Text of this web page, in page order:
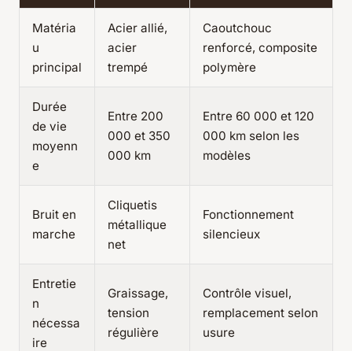
Matéria
u
principal
Acier allié,
acier
trempé
Caoutchouc
renforcé, composite
polymère
Durée
de vie
moyenn
e
Entre 200
000 et 350
000 km
Entre 60 000 et 120
000 km selon les
modèles
Bruit en
marche
Cliquetis
métallique
net
Fonctionnement
silencieux
Entretie
n
nécessa
ire
Graissage,
tension
régulière
Contrôle visuel,
remplacement selon
usure